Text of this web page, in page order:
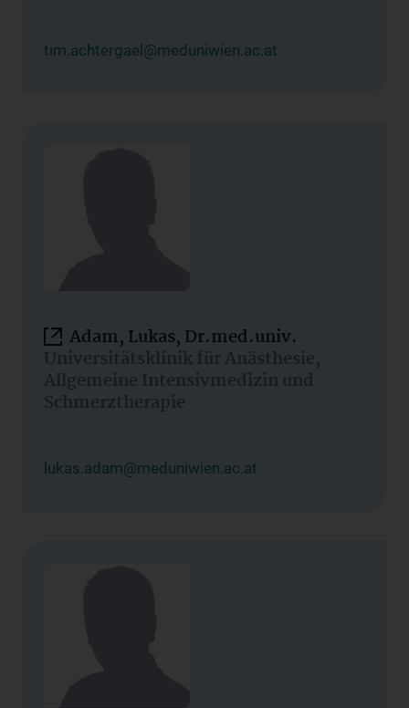
tim.achtergael@meduniwien.ac.at
Adam, Lukas, Dr.med.univ.
Universitätsklinik für Anästhesie,
Allgemeine Intensivmedizin und
Schmerztherapie
lukas.adam@meduniwien.ac.at